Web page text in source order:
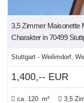
3,5 Zimmer Maisonette
Charakter in 70499
Stuttgart - Weilimdorf,
1,400,-- EUR
ca. 120 m² 3,5